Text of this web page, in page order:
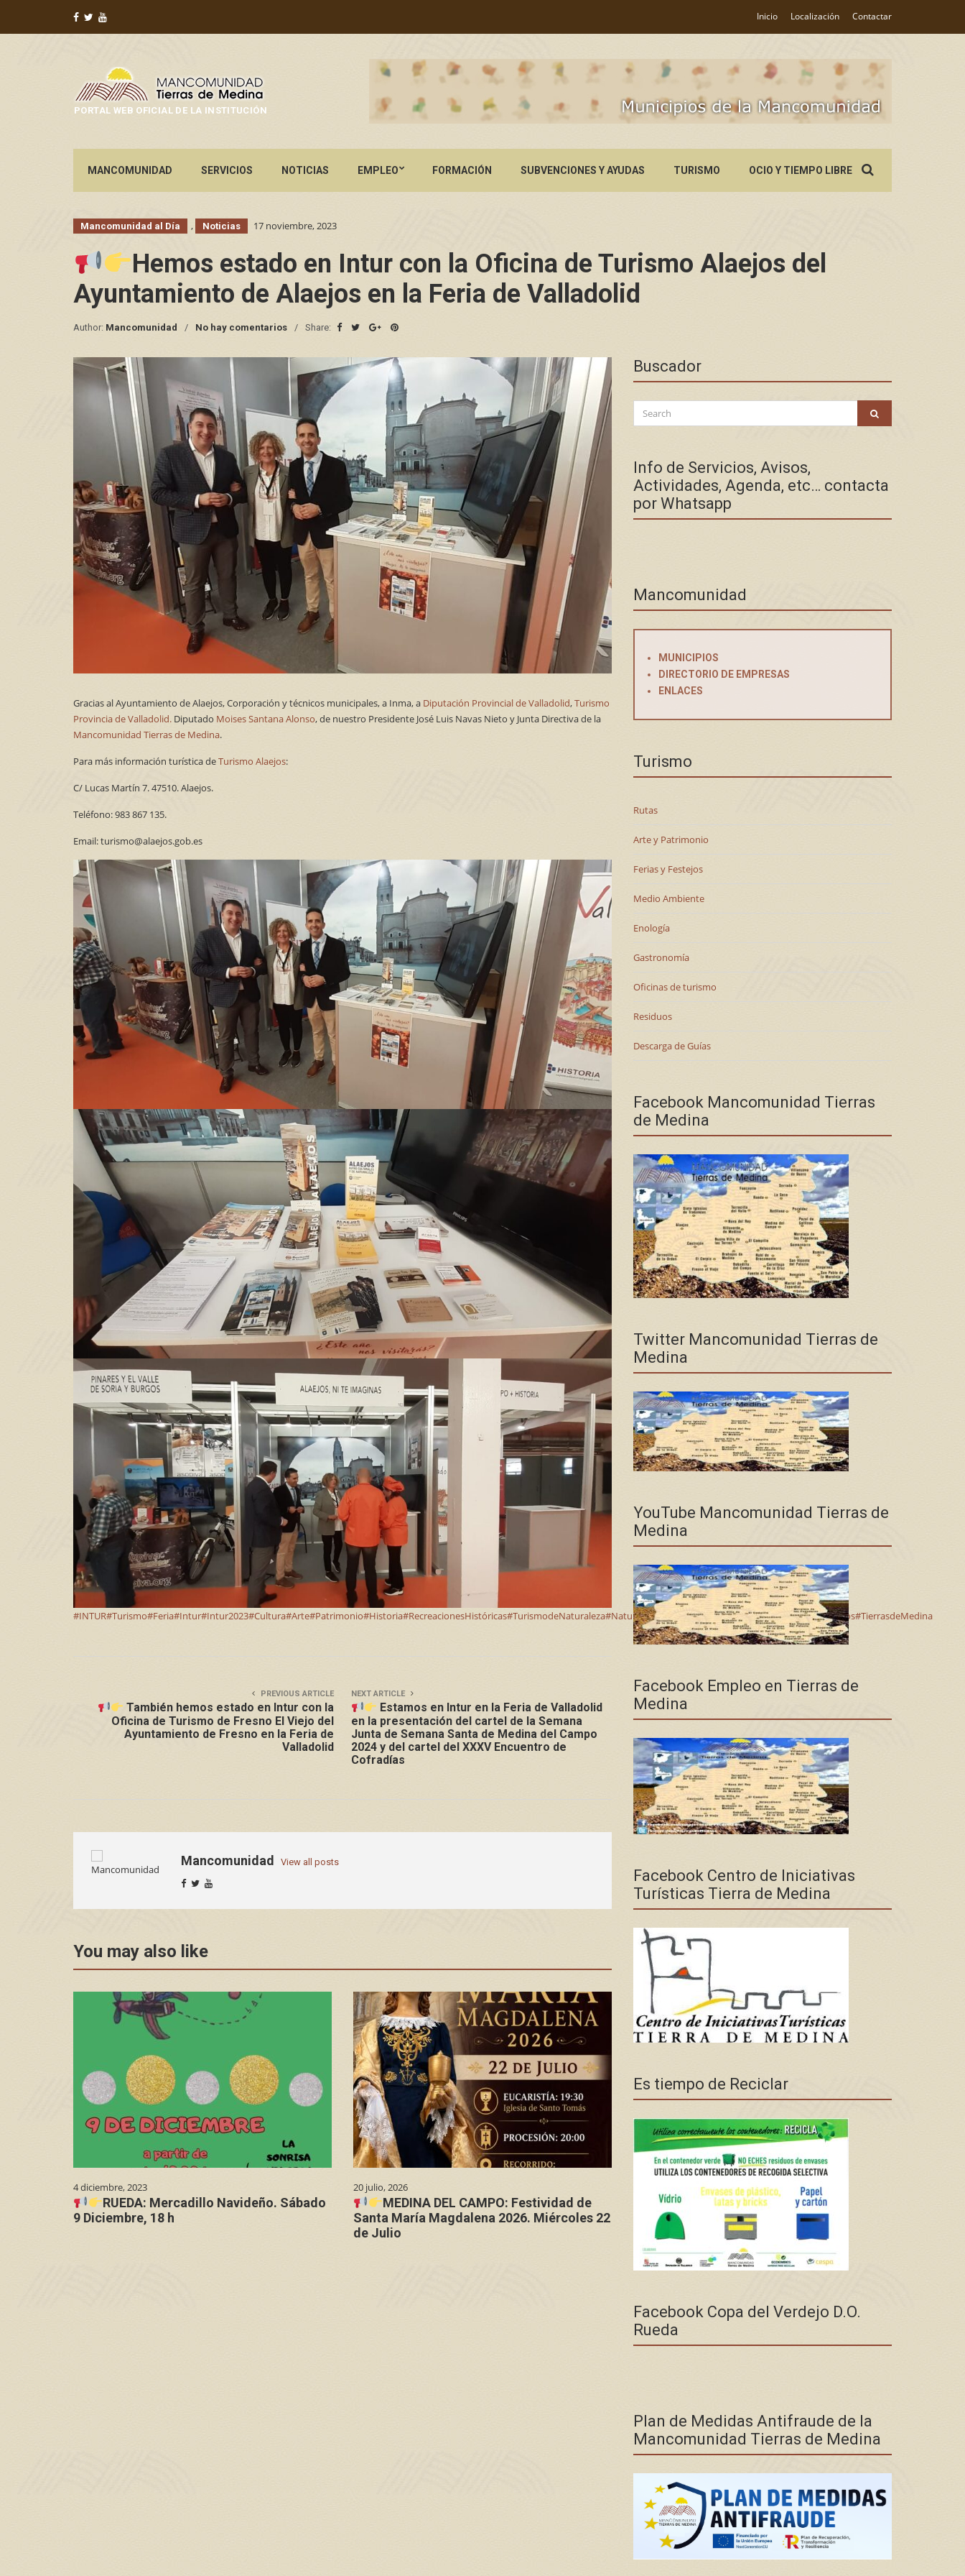
Inicio Localización Contactar
PORTAL WEB OFICIAL DE LA INSTITUCIÓN
MANCOMUNIDAD SERVICIOS NOTICIAS EMPLEO FORMACIÓN SUBVENCIONES Y AYUDAS TURISMO OCIO Y TIEMPO LIBREfor:
Mancomunidad al Día , Noticias 17 noviembre, 2023
Hemos estado en Intur con la Oficina de Turismo Alaejos del
Ayuntamiento de Alaejos en la Feria de Valladolid
Author: Mancomunidad No hay comentarios Share:
Gracias al Ayuntamiento de Alaejos, Corporación y técnicos municipales, a Inma, a Diputación Provincial de Valladolid,Turismo
Provincia de Valladolid. Diputado Moises Santana Alonso, de nuestro Presidente José Luis Navas Nieto y Junta Directiva de la
Mancomunidad Tierras de Medina.
Para más información turística deTurismo Alaejos:
C/ Lucas Martín 7. 47510. Alaejos.
Teléfono: 983 867 135.
Email: turismo@alaejos.gob.es
#INTUR#Turismo#Feria#Intur#Intur2023#Cultura#Arte#Patrimonio#Historia#RecreacionesHistóricas#TurismodeNaturaleza#Naturaleza#TurismoRural#Enoturismo#Bodegas#Alaejos#TierrasdeMedina
PREVIOUS ARTICLE
También hemos estado en Intur con la
Oficina de Turismo de Fresno El Viejo del
Ayuntamiento de Fresno en la Feria de
Valladolid
NEXT ARTICLE
Estamos en Intur en la Feria de Valladolid
en la presentación del cartel de la Semana
Junta de Semana Santa de Medina del Campo
2024 y del cartel del XXXV Encuentro de
Cofradías
Mancomunidad View all posts
You may also like
4 diciembre, 2023
RUEDA: Mercadillo Navideño. Sábado
9 Diciembre, 18 h
20 julio, 2026
MEDINA DEL CAMPO: Festividad de
Santa María Magdalena 2026. Miércoles 22
de Julio
Buscador
Search
for:
Info de Servicios, Avisos,
Actividades, Agenda, etc… contacta
por Whatsapp
Mancomunidad
MUNICIPIOS
DIRECTORIO DE EMPRESAS
ENLACES
Turismo
Rutas
Arte y Patrimonio
Ferias y Festejos
Medio Ambiente
Enología
Gastronomía
Oficinas de turismo
Residuos
Descarga de Guías
Facebook Mancomunidad Tierras
de Medina
Twitter Mancomunidad Tierras de
Medina
YouTube Mancomunidad Tierras de
Medina
Facebook Empleo en Tierras de
Medina
Facebook Centro de Iniciativas
Turísticas Tierra de Medina
Es tiempo de Reciclar
Facebook Copa del Verdejo D.O.
Rueda
Plan de Medidas Antifraude de la
Mancomunidad Tierras de Medina